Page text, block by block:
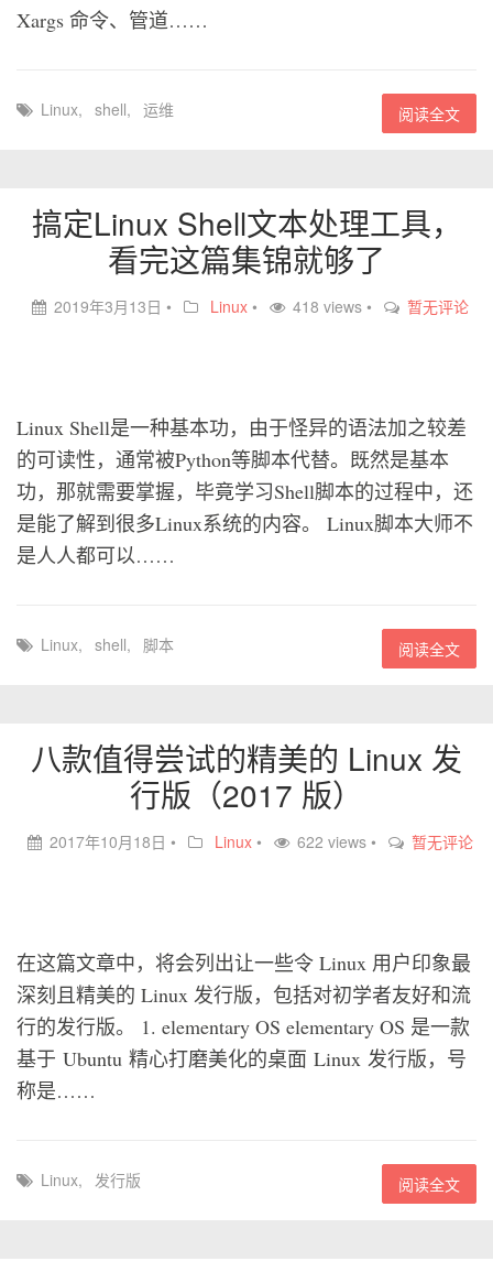
Xargs 命令、管道……
Linux, shell, 运维 阅读全文
搞定Linux Shell文本处理工具，
看完这篇集锦就够了
2019年3月13日 • Linux • 418 views • 暂无评论
Linux Shell是一种基本功，由于怪异的语法加之较差
的可读性，通常被Python等脚本代替。既然是基本
功，那就需要掌握，毕竟学习Shell脚本的过程中，还
是能了解到很多Linux系统的内容。 Linux脚本大师不
是人人都可以……
Linux, shell, 脚本 阅读全文
八款值得尝试的精美的 Linux 发
行版（2017 版）
2017年10月18日 • Linux • 622 views • 暂无评论
在这篇文章中，将会列出让一些令 Linux 用户印象最
深刻且精美的 Linux 发行版，包括对初学者友好和流
行的发行版。 1. elementary OS elementary OS 是一款
基于 Ubuntu 精心打磨美化的桌面 Linux 发行版，号
称是……
Linux, 发行版 阅读全文